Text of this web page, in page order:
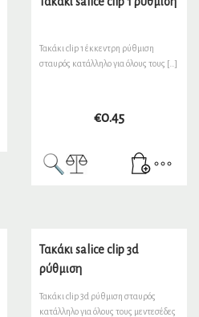
Τακάκι clip 1 έκκεντρη ρύθμιση
σταυρός κατάλληλο για όλους τους […]
€0.45
Τακάκι salice clip 3d
ρύθμιση
Τακάκι clip 3d ρύθμιση σταυρός
κατάλληλο για όλους τους μεντεσέδες